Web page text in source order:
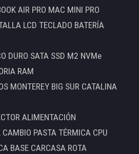
AIR PRO MAC MINI PRO
LCD TECLADO BATERÍA
DURO SATA SSD M2 NVMe
RAM
MONTEREY BIG SUR CATALINA
ALIMENTACIÓN
PASTA TÉRMICA CPU
BASE CARCASA ROTA